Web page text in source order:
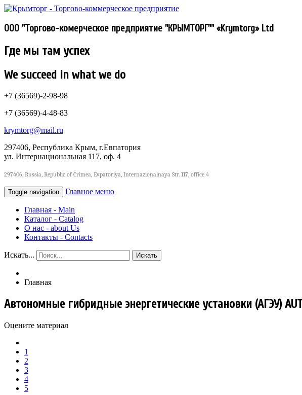
ООО "Торгово-комерческое предприятие "КРЫМТОРГ"" «Krymtorg» Ltd
Где мы там успех
We succeed in what we do
+7 (36569)-2-98-98
+7 (36569)-4-48-83
krymtorg@mail.ru
297406, Республика Крым, г.Евпатория
ул. Интернациональная 117, оф. 4
297406, Russia, Republic of Crimea, Evpatoriya, Internazionalnaya Str. 117, office 4
Toggle navigation Главное меню
Главная - Main
Каталог - Сatalog
О нас - about Us
Контакты - Сontacts
Искать... Искать
Главная
Автономные гибридные энергетические установки (АГЭУ)
Оцените материал
1
2
3
4
5